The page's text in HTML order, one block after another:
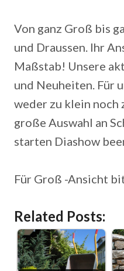
Von ganz Groß bis
und Draussen. Ihr
Maßstab! Unsere
und Neuheiten. Für
weder zu klein noch
große Auswahl an
starten Diashow
Für Groß -Ansicht
Related Posts: